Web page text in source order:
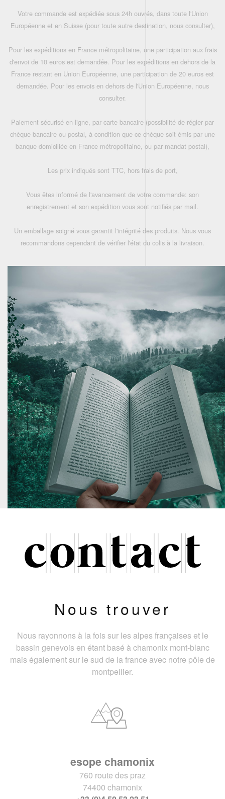
Votre commande est expédiée sous 24h ouvrés, dans toute l'Union
Européenne et en Suisse (pour toute autre destination, nous consulter),
Pour les expéditions en France métropolitaine, une participation aux frais
d'envoi de 10 euros est demandée. Pour les expéditions en dehors de la
France restant en Union Européenne, une participation de 20 euros est
demandée. Pour les envois en dehors de l'Union Européenne, nous
consulter.
Paiement sécurisé en ligne, par carte bancaire (possibilité de régler par
chèque bancaire ou postal, à condition que ce chèque soit émis par une
banque domiciliée en France métropolitaine, ou par mandat postal),
Les prix indiqués sont TTC, hors frais de port,
Vous êtes informé de l'avancement de votre commande: son
enregistrement et son expédition vous sont notifiés par mail.
Un emballage soigné vous garantit l'intégrité des produits. Nous vous
recommandons cependant de vérifier l'état du colis à la livraison.
Nous trouver
Nous rayonnons à la fois sur les alpes françaises et le
bassin genevois en étant basé à chamonix mont-blanc
mais également sur le sud de la france avec notre pôle de
montpellier.
esope chamonix
760 route des praz
74400 chamonix